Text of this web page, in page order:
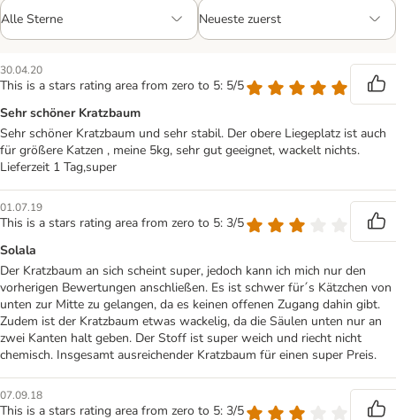
30.04.20
This is a stars rating area from zero to 5: 5/5
Sehr schöner Kratzbaum
Sehr schöner Kratzbaum und sehr stabil. Der obere Liegeplatz ist auch
für größere Katzen , meine 5kg, sehr gut geeignet, wackelt nichts.
Lieferzeit 1 Tag,super
01.07.19
This is a stars rating area from zero to 5: 3/5
Solala
Der Kratzbaum an sich scheint super, jedoch kann ich mich nur den
vorherigen Bewertungen anschließen. Es ist schwer für´s Kätzchen von
unten zur Mitte zu gelangen, da es keinen offenen Zugang dahin gibt.
Zudem ist der Kratzbaum etwas wackelig, da die Säulen unten nur an
zwei Kanten halt geben. Der Stoff ist super weich und riecht nicht
chemisch. Insgesamt ausreichender Kratzbaum für einen super Preis.
07.09.18
This is a stars rating area from zero to 5: 3/5